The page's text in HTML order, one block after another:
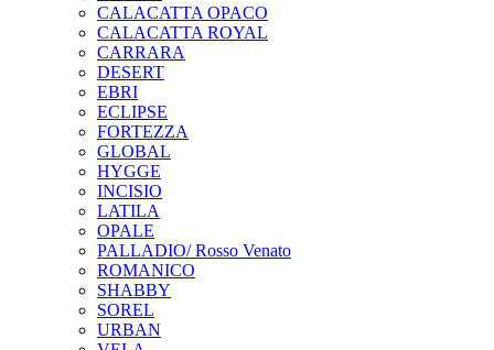
CALACATTA OPACO
CALACATTA ROYAL
CARRARA
DESERT
EBRI
ECLIPSE
FORTEZZA
GLOBAL
HYGGE
INCISIO
LATILA
OPALE
PALLADIO/ Rosso Venato
ROMANICO
SHABBY
SOREL
URBAN